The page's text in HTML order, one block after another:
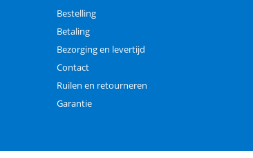
Bestelling
Betaling
Bezorging en levertijd
Contact
Ruilen en retourneren
Garantie